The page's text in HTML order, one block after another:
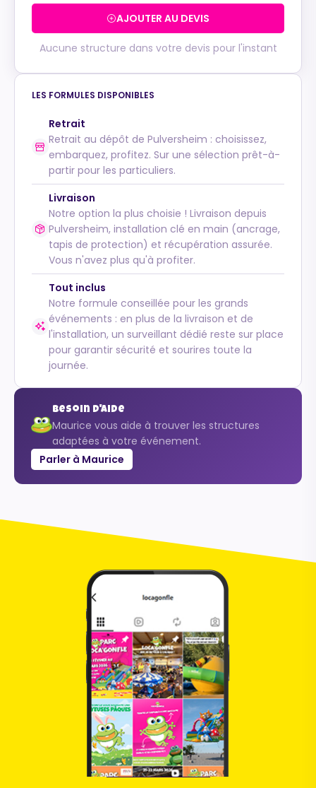
AJOUTER AU DEVIS
Aucune structure dans votre devis pour l'instant
LES FORMULES DISPONIBLES
Retrait
Retrait au dépôt de Pulversheim : choisissez,
embarquez, profitez. Sur une sélection prêt-à-
partir pour les particuliers.
Livraison
Notre option la plus choisie ! Livraison depuis
Pulversheim, installation clé en main (ancrage,
tapis de protection) et récupération assurée.
Vous n'avez plus qu'à profiter.
Tout inclus
Notre formule conseillée pour les grands
événements : en plus de la livraison et de
l'installation, un surveillant dédié reste sur place
pour garantir sécurité et sourires toute la
journée.
Besoin d'aide
Maurice vous aide à trouver les structures
adaptées à votre événement.
Parler à Maurice